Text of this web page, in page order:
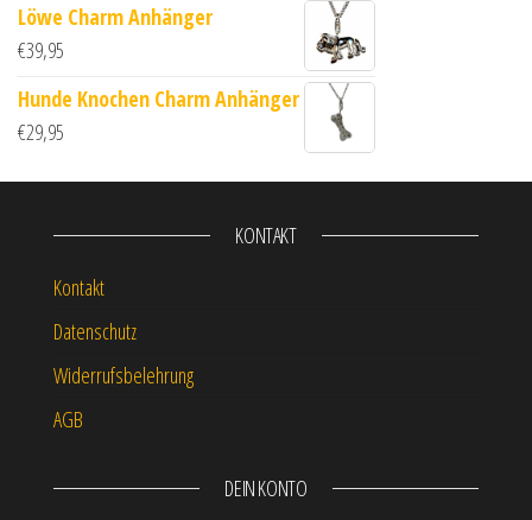
Löwe Charm Anhänger
€39,95
Hunde Knochen Charm Anhänger
€29,95
KONTAKT
Kontakt
Datenschutz
Widerrufsbelehrung
AGB
DEIN KONTO